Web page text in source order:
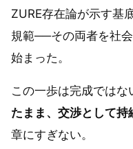
ZURE存在論が示す基
規範──その両者を社
始まった。
この一歩は完成ではな
たまま、交渉として持
章にすぎない。